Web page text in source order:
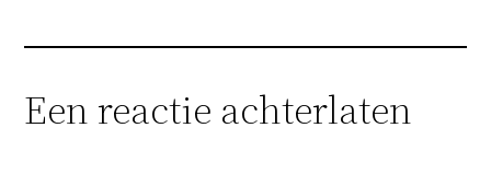
Een reactie achterlaten